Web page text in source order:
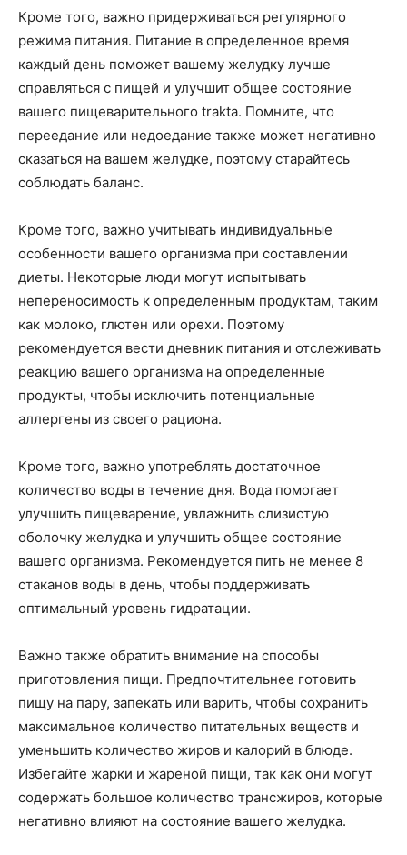
Кроме того, важно придерживаться регулярного
режима питания. Питание в определенное время
каждый день поможет вашему желудку лучше
справляться с пищей и улучшит общее состояние
вашего пищеварительного trakta. Помните, что
переедание или недоедание также может негативно
сказаться на вашем желудке, поэтому старайтесь
соблюдать баланс.
Кроме того, важно учитывать индивидуальные
особенности вашего организма при составлении
диеты. Некоторые люди могут испытывать
непереносимость к определенным продуктам, таким
как молоко, глютен или орехи. Поэтому
рекомендуется вести дневник питания и отслеживать
реакцию вашего организма на определенные
продукты, чтобы исключить потенциальные
аллергены из своего рациона.
Кроме того, важно употреблять достаточное
количество воды в течение дня. Вода помогает
улучшить пищеварение, увлажнить слизистую
оболочку желудка и улучшить общее состояние
вашего организма. Рекомендуется пить не менее 8
стаканов воды в день, чтобы поддерживать
оптимальный уровень гидратации.
Важно также обратить внимание на способы
приготовления пищи. Предпочтительнее готовить
пищу на пару, запекать или варить, чтобы сохранить
максимальное количество питательных веществ и
уменьшить количество жиров и калорий в блюде.
Избегайте жарки и жареной пищи, так как они могут
содержать большое количество трансжиров, которые
негативно влияют на состояние вашего желудка.